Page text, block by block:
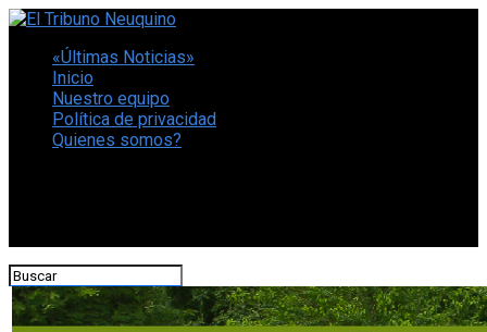
«Últimas Noticias»
Inicio
Nuestro equipo
Política de privacidad
Quienes somos?